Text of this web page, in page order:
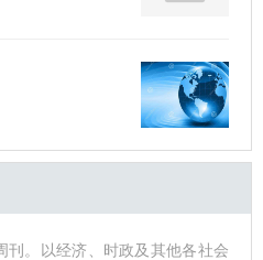
刊。以经济、时政及其他各社会